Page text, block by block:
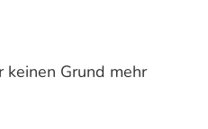
Grund mehr